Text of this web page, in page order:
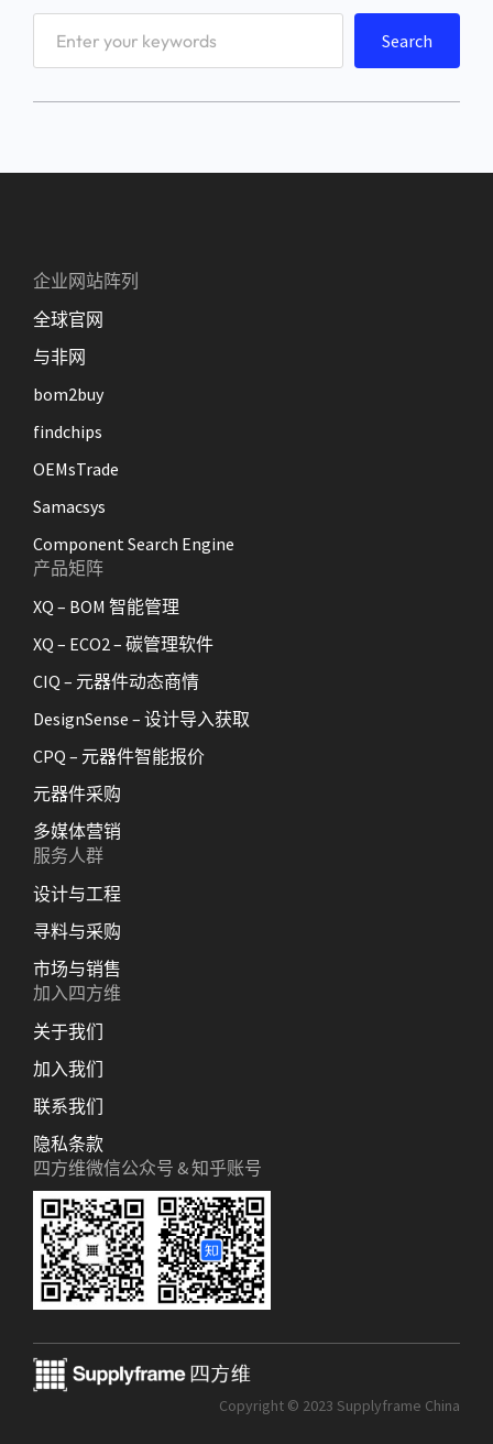
Search
企业网站阵列
全球官网
与非网
bom2buy
findchips
OEMsTrade
Samacsys
Component Search Engine
产品矩阵
XQ – BOM 智能管理
XQ – ECO2 – 碳管理软件
CIQ – 元器件动态商情
DesignSense – 设计导入获取
CPQ – 元器件智能报价
元器件采购
多媒体营销
服务人群
设计与工程
寻料与采购
市场与销售
加入四方维
关于我们
加入我们
联系我们
隐私条款
四方维微信公众号 & 知乎账号
Copyright © 2023 Supplyframe China